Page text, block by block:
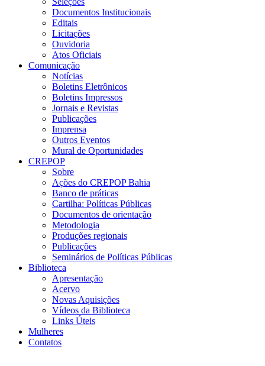
Documentos Institucionais
Editais
Licitações
Ouvidoria
Atos Oficiais
Comunicação
Notícias
Boletins Eletrônicos
Boletins Impressos
Jornais e Revistas
Publicações
Imprensa
Outros Eventos
Mural de Oportunidades
CREPOP
Sobre
Ações do CREPOP Bahia
Banco de práticas
Cartilha: Políticas Públicas
Documentos de orientação
Metodologia
Produções regionais
Publicações
Seminários de Políticas Públicas
Biblioteca
Apresentação
Acervo
Novas Aquisições
Vídeos da Biblioteca
Links Úteis
Mulheres
Contatos